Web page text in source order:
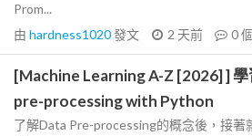
Prom...
由 hardness1020發文 2 天前 0
[Machine Learning A-Z [2026] ]
pre-processing with Python
了解Data Pre-processing的概念後，接著